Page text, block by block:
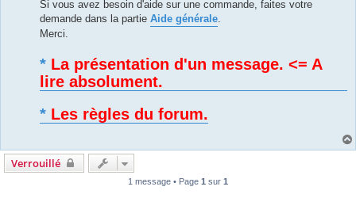
Si vous avez besoin d'aide sur une commande, faites votre
demande dans la partie Aide générale.
Merci.
* La présentation d'un message. <= A
lire absolument.
* Les règles du forum.
Verrouillé
1 message • Page 1 sur 1